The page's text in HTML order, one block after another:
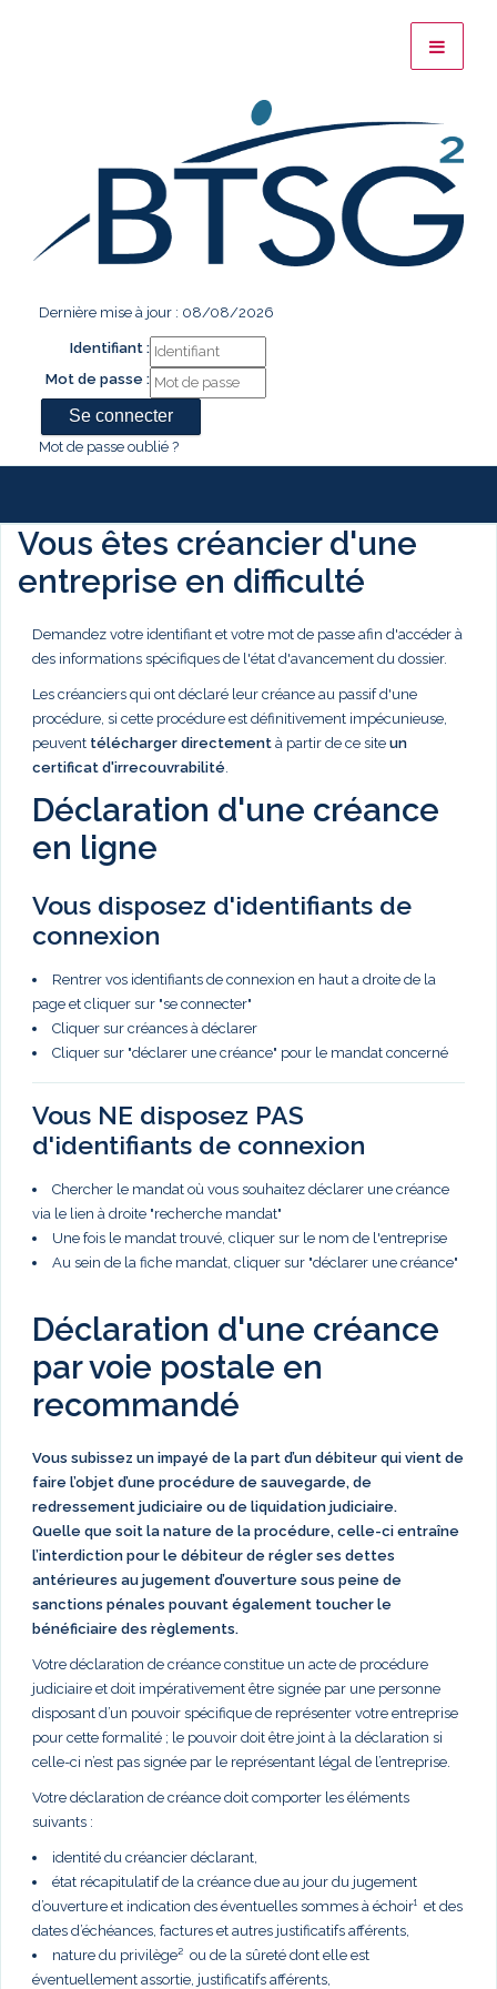
Dernière mise à jour : 08/08/2026
Identifiant :
Mot de passe :
Mot de passe oublié ?
Vous êtes créancier d'une
entreprise en difficulté
Demandez votre identifiant et votre mot de passe afin d'accéder à
des informations spécifiques de l'état d'avancement du dossier.
Les créanciers qui ont déclaré leur créance au passif d'une
procédure, si cette procédure est définitivement impécunieuse,
peuvent télécharger directement à partir de ce site un
certificat d'irrecouvrabilité.
Déclaration d'une créance
en ligne
Vous disposez d'identifiants de
connexion
Rentrer vos identifiants de connexion en haut a droite de la
page et cliquer sur "se connecter"
Cliquer sur créances à déclarer
Cliquer sur "déclarer une créance" pour le mandat concerné
Vous NE disposez PAS
d'identifiants de connexion
Chercher le mandat où vous souhaitez déclarer une créance
via le lien à droite "recherche mandat"
Une fois le mandat trouvé, cliquer sur le nom de l'entreprise
Au sein de la fiche mandat, cliquer sur "déclarer une créance"
Déclaration d'une créance
par voie postale en
recommandé
Vous subissez un impayé de la part d’un débiteur qui vient de
faire l’objet d’une procédure de sauvegarde, de
redressement judiciaire ou de liquidation judiciaire.
Quelle que soit la nature de la procédure, celle-ci entraîne
l’interdiction pour le débiteur de régler ses dettes
antérieures au jugement d’ouverture sous peine de
sanctions pénales pouvant également toucher le
bénéficiaire des règlements.
Votre déclaration de créance constitue un acte de procédure
judiciaire et doit impérativement être signée par une personne
disposant d’un pouvoir spécifique de représenter votre entreprise
pour cette formalité ; le pouvoir doit être joint à la déclaration si
celle-ci n’est pas signée par le représentant légal de l’entreprise.
Votre déclaration de créance doit comporter les éléments
suivants :
identité du créancier déclarant,
état récapitulatif de la créance due au jour du jugement
d’ouverture et indication des éventuelles sommes à échoir¹ et des
dates d’échéances, factures et autres justificatifs afférents,
nature du privilège² ou de la sûreté dont elle est
éventuellement assortie, justificatifs afférents,